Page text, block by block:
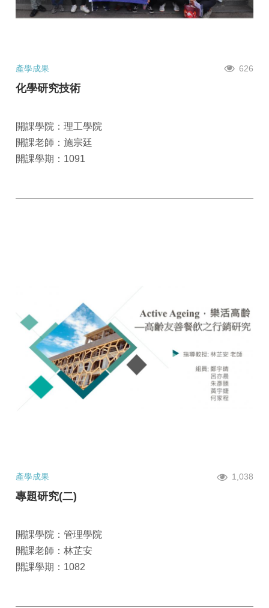
產學成果 626
化學研究技術
開課學院：理工學院
開課老師：施宗廷
開課學期：1091
產學成果 1,038
專題研究(二)
開課學院：管理學院
開課老師：林芷安
開課學期：1082